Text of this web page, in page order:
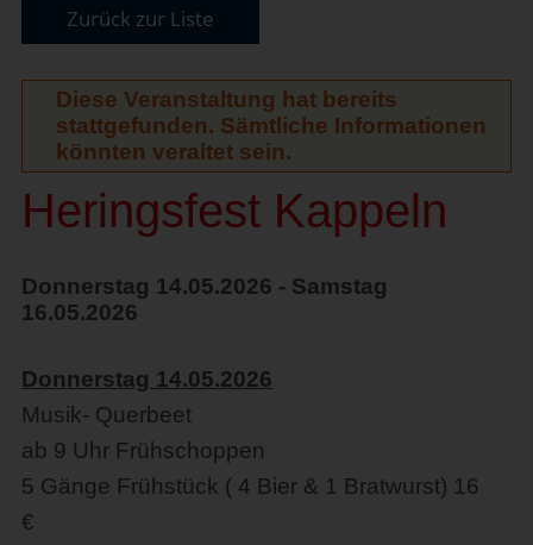
Zurück zur Liste
Diese Veranstaltung hat bereits
stattgefunden. Sämtliche Informationen
könnten veraltet sein.
Heringsfest Kappeln
Donnerstag 14.05.2026 - Samstag
16.05.2026
Donnerstag 14.05.2026
Musik- Querbeet
ab 9 Uhr Frühschoppen
5 Gänge Frühstück ( 4 Bier & 1 Bratwurst) 16
€